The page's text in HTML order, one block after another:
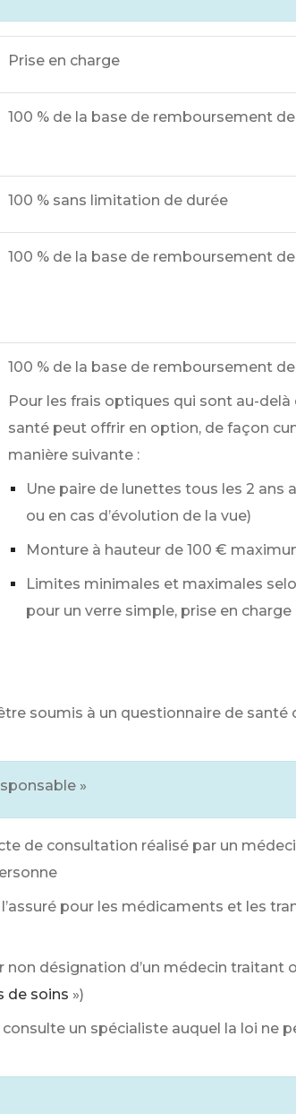
Prise en charge
100 % de la base de remboursement
100 % sans limitation de durée
100 % de la base de remboursement
100 % de la base de remboursement
Pour les frais optiques qui sont au-
santé peut offrir en option, de façon
manière suivante :
Une paire de lunettes tous les 2
ou en cas d’évolution de la vue)
Monture à hauteur de 100 €
Limites minimales et maximales
pour un verre simple, prise en
soumis à un questionnaire de
»
de consultation réalisé par un
pour les médicaments et les
désignation d’un médecin traitant
de soins »)
un spécialiste auquel la loi ne